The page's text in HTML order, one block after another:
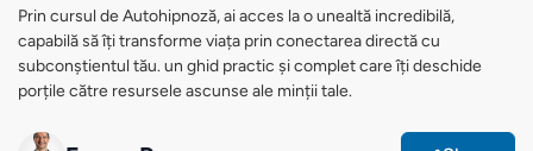
Prin cursul de Autohipnoză, ai acces la o unealtă incredibilă,
capabilă să îți transforme viața prin conectarea directă cu
subconștientul tău. un ghid practic și complet care îți deschide
porțile către resursele ascunse ale minții tale.